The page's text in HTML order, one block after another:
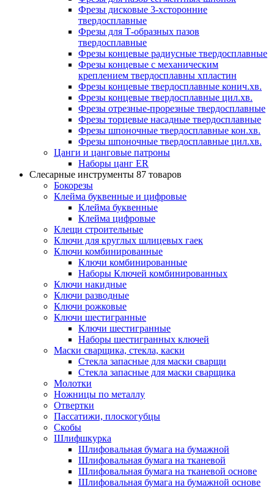
Фрезы дисковые 3-хсторонние
твердосплавные
Фрезы для Т-образных пазов
твердосплавные
Фрезы концевые радиусные твердосплавные
Фрезы концевые с механическим
креплением твердосплавны хпластин
Фрезы концевые твердосплавные конич.хв.
Фрезы концевые твердосплавные цил.хв.
Фрезы отрезные-прорезные твердосплавные
Фрезы торцевые насадные твердосплавные
Фрезы шпоночные твердосплавные кон.хв.
Фрезы шпоночные твердосплавные цил.хв.
Цанги и цанговые патроны
Наборы цанг ER
Слесарные инструменты 87 товаров
Бокорезы
Клейма буквенные и цифровые
Клейма буквенные
Клейма цифровые
Клещи строительные
Ключи для круглых шлицевых гаек
Ключи комбинированные
Ключи комбинированные
Наборы Ключей комбинированных
Ключи накидные
Ключи разводные
Ключи рожковые
Ключи шестигранные
Ключи шестигранные
Наборы шестигранных ключей
Маски сварщика, стекла, каски
Стекла запасные для маски сварщи
Стекла запасные для маски сварщика
Молотки
Ножницы по металлу
Отвертки
Пассатижи, плоскогубцы
Скобы
Шлифшкурка
Шлифовальная бумага на бумажной
Шлифовальная бумага на тканевой
Шлифовальная бумага на тканевой основе
Шлифовальная бумага на бумажной основе